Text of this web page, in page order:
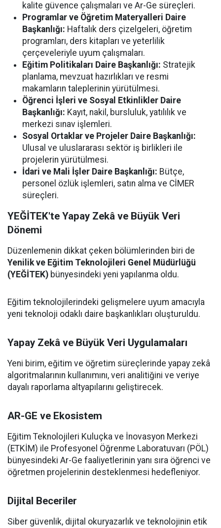
kalite güvence çalışmaları ve Ar-Ge süreçleri.
Programlar ve Öğretim Materyalleri Daire
Başkanlığı: Haftalık ders çizelgeleri, öğretim
programları, ders kitapları ve yeterlilik
çerçeveleriyle uyum çalışmaları.
Eğitim Politikaları Daire Başkanlığı: Stratejik
planlama, mevzuat hazırlıkları ve resmi
makamların taleplerinin yürütülmesi.
Öğrenci İşleri ve Sosyal Etkinlikler Daire
Başkanlığı: Kayıt, nakil, bursluluk, yatılılık ve
merkezi sınav işlemleri.
Sosyal Ortaklar ve Projeler Daire Başkanlığı:
Ulusal ve uluslararası sektör iş birlikleri ile
projelerin yürütülmesi.
İdari ve Mali İşler Daire Başkanlığı: Bütçe,
personel özlük işlemleri, satın alma ve CİMER
süreçleri.
YEĞİTEK'te Yapay Zekâ ve Büyük Veri
Dönemi
Düzenlemenin dikkat çeken bölümlerinden biri de
Yenilik ve Eğitim Teknolojileri Genel Müdürlüğü
(YEĞİTEK) bünyesindeki yeni yapılanma oldu.
Eğitim teknolojilerindeki gelişmelere uyum amacıyla
yeni teknoloji odaklı daire başkanlıkları oluşturuldu.
Yapay Zekâ ve Büyük Veri Uygulamaları
Yeni birim, eğitim ve öğretim süreçlerinde yapay zekâ
algoritmalarının kullanımını, veri analitiğini ve veriye
dayalı raporlama altyapılarını geliştirecek.
AR-GE ve Ekosistem
Eğitim Teknolojileri Kuluçka ve İnovasyon Merkezi
(ETKİM) ile Profesyonel Öğrenme Laboratuvarı (PÖL)
bünyesindeki Ar-Ge faaliyetlerinin yanı sıra öğrenci ve
öğretmen projelerinin desteklenmesi hedefleniyor.
Dijital Beceriler
Siber güvenlik, dijital okuryazarlık ve teknolojinin etik